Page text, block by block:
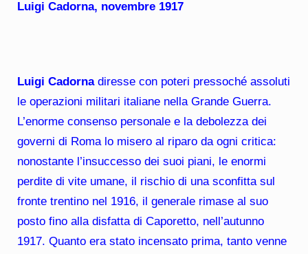
Luigi Cadorna, novembre 1917
Luigi Cadornadiresse con poteri pressoché assoluti
le operazioni militari italiane nella Grande Guerra.
L’enorme consenso personale e la debolezza dei
governi di Roma lo misero al riparo da ogni critica:
nonostante l’insuccesso dei suoi piani, le enormi
perdite di vite umane, il rischio di una sconfitta sul
fronte trentino nel 1916, il generale rimase al suo
posto fino alla disfatta di Caporetto, nell’autunno
1917. Quanto era stato incensato prima, tanto venne